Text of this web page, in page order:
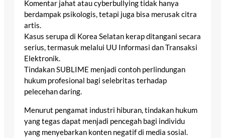
Komentar jahat atau cyberbullying tidak hanya
berdampak psikologis, tetapi juga bisa merusak citra
artis.
Kasus serupa di Korea Selatan kerap ditangani secara
serius, termasuk melalui UU Informasi dan Transaksi
Elektronik.
Tindakan SUBLIME menjadi contoh perlindungan
hukum profesional bagi selebritas terhadap
pelecehan daring.
Menurut pengamat industri hiburan, tindakan hukum
yang tegas dapat menjadi pencegah bagi individu
yang menyebarkan konten negatif di media sosial.